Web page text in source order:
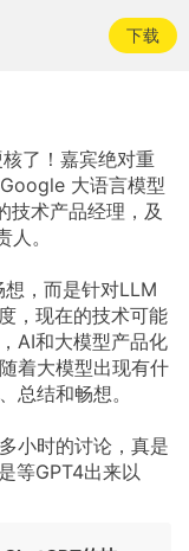
下载
了！嘉宾绝对重
Google 大语言模型
技术产品经理，及
。
想，而是针对LLM
，现在的技术可能
AI和大模型产品化
着大模型出现有什
总结和畅想。
小时的讨论，真是
等GPT4出来以